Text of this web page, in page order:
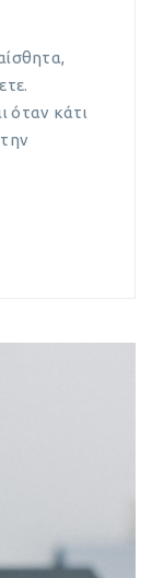
όταν κάτι